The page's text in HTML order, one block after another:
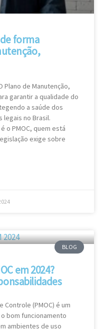
forma
Plano de Manutenção,
garantir a qualidade do
a saúde dos
legais no Brasil.
o PMOC, quem está
exige sobre
BLOG
em 2024?
Controle (PMOC) é um
bom funcionamento
ambientes de uso